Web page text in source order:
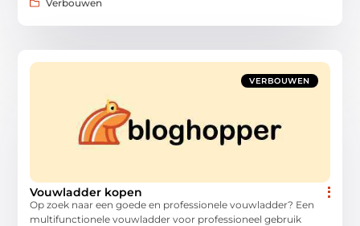
Verbouwen
VERBOUWEN
Vouwladder kopen
Op zoek naar een goede en professionele vouwladder? Een
multifunctionele vouwladder voor professioneel gebruik